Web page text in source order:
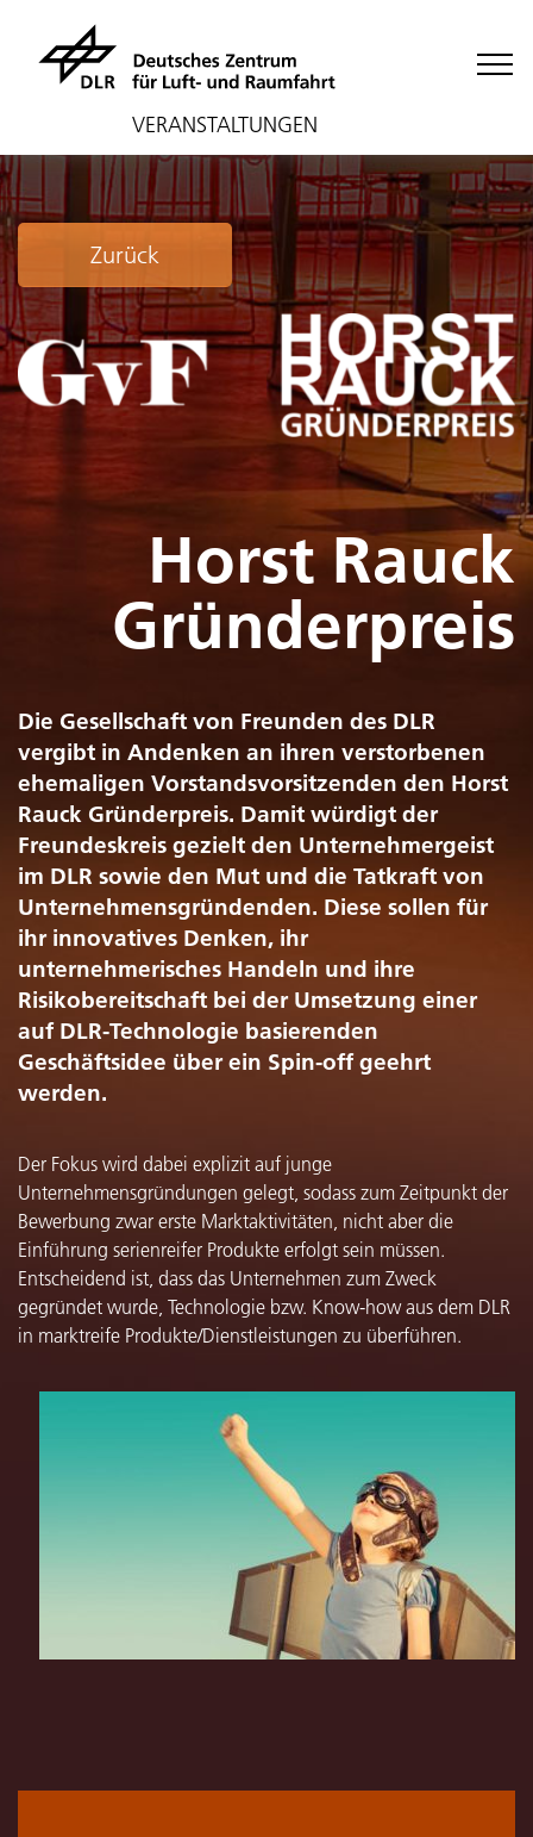
VERANSTALTUNGEN
Zurück
Horst Rauck
Gründerpreis
Die Gesellschaft von Freunden des DLR
vergibt in Andenken an ihren verstorbenen
ehemaligen Vorstandsvorsitzenden den Horst
Rauck Gründerpreis. Damit würdigt der
Freundeskreis gezielt den Unternehmergeist
im DLR sowie den Mut und die Tatkraft von
Unternehmensgründenden. Diese sollen für
ihr innovatives Denken, ihr
unternehmerisches Handeln und ihre
Risikobereitschaft bei der Umsetzung einer
auf DLR-Technologie basierenden
Geschäftsidee über ein Spin-off geehrt
werden.
Der Fokus wird dabei explizit auf junge
Unternehmensgründungen gelegt, sodass zum Zeitpunkt der
Bewerbung zwar erste Marktaktivitäten, nicht aber die
Einführung serienreifer Produkte erfolgt sein müssen.
Entscheidend ist, dass das Unternehmen zum Zweck
gegründet wurde, Technologie bzw. Know-how aus dem DLR
in marktreife Produkte/Dienstleistungen zu überführen.